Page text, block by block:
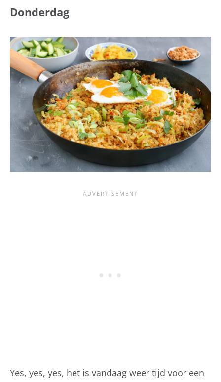
Donderdag
Yes, yes, yes, het is vandaag weer tijd voor een